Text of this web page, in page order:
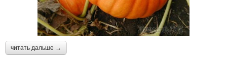
читать дальше →